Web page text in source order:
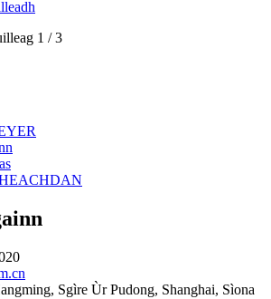
1 / 3
Sgìre Ùr Pudong, Shanghai, Sìona